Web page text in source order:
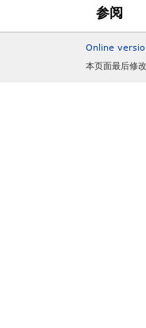
参阅
Online
本页面最后修